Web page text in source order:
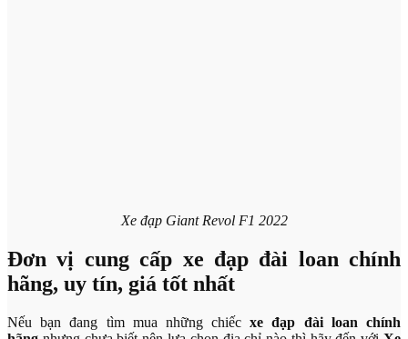
Xe đạp Giant Revol F1 2022
Đơn vị cung cấp xe đạp đài loan chính
hãng, uy tín, giá tốt nhất
Nếu bạn đang tìm mua những chiếcxe đạp đài loan chính